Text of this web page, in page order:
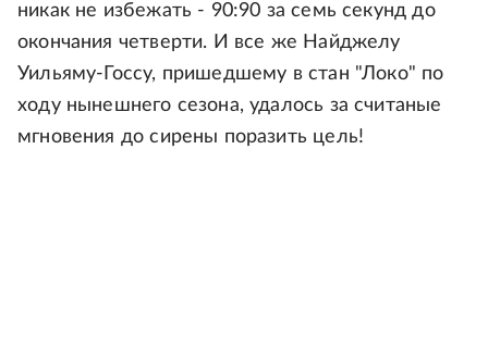
никак не избежать - 90:90 за семь секунд до
окончания четверти. И все же Найджелу
Уильяму-Госсу, пришедшему в стан "Локо" по
ходу нынешнего сезона, удалось за считаные
мгновения до сирены поразить цель!